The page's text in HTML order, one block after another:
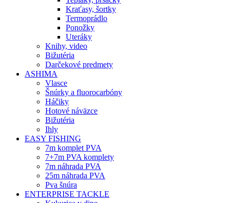
Kraťasy, šortky
Termoprádlo
Ponožky
Uteráky
Knihy, video
Bižutéria
Darčekové predmety
ASHIMA
Vlasce
Šnúrky a fluorocarbóny
Háčiky
Hotové náväzce
Bižutéria
Ihly
EASY FISHING
7m komplet PVA
7+7m PVA komplety
7m náhrada PVA
25m náhrada PVA
Pva šnúra
ENTERPRISE TACKLE